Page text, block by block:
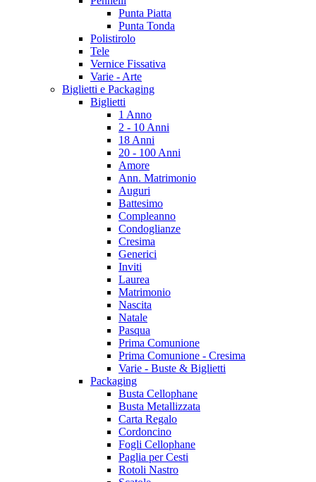
Punta Piatta
Punta Tonda
Polistirolo
Tele
Vernice Fissativa
Varie - Arte
Biglietti e Packaging
Biglietti
1 Anno
2 - 10 Anni
18 Anni
20 - 100 Anni
Amore
Ann. Matrimonio
Auguri
Battesimo
Compleanno
Condoglianze
Cresima
Generici
Inviti
Laurea
Matrimonio
Nascita
Natale
Pasqua
Prima Comunione
Prima Comunione - Cresima
Varie - Buste & Biglietti
Packaging
Busta Cellophane
Busta Metallizzata
Carta Regalo
Cordoncino
Fogli Cellophane
Paglia per Cesti
Rotoli Nastro